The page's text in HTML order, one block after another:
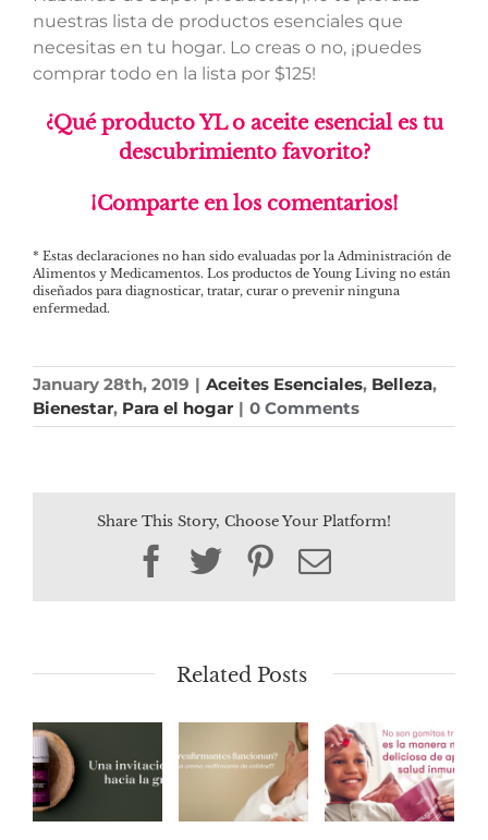
nuestras lista de productos esenciales que
necesitas en tu hogar. Lo creas o no, ¡puedes
comprar todo en la lista por $125!
¿Qué producto YL o aceite esencial es tu
descubrimiento favorito?
¡Comparte en los comentarios!
* Estas declaraciones no han sido evaluadas por la Administración de
Alimentos y Medicamentos. Los productos de Young Living no están
diseñados para diagnosticar, tratar, curar o prevenir ninguna
enfermedad.
January 28th, 2019 | Aceites Esenciales, Belleza,
Bienestar, Para el hogar | 0 Comments
Share This Story, Choose Your Platform!
Facebook
TwitterPinterest
Email
Related Posts